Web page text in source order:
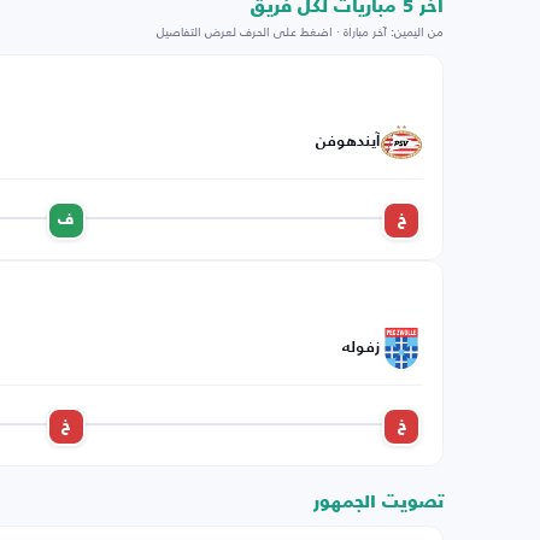
اخر 5 مباريات لكل فريق
من اليمين: آخر مباراة · اضغط على الحرف لعرض التفاصيل
آيندهوفن
خ ف
زفوله
خ خ
تصويت الجمهور